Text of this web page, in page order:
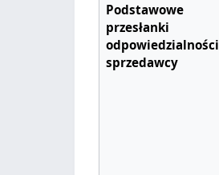
Podstawowe
przesłanki
odpowiedzialności
sprzedawcy